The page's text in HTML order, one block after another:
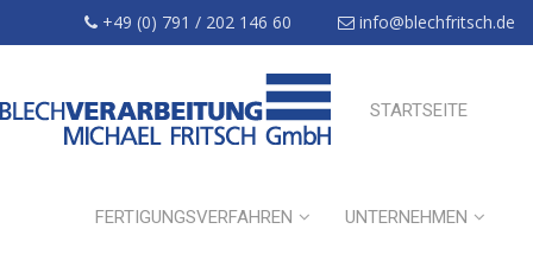
+49 (0) 791 / 202 146 60 info@blechfritsch.de
STARTSEITE
FERTIGUNGSVERFAHREN UNTERNEHMEN